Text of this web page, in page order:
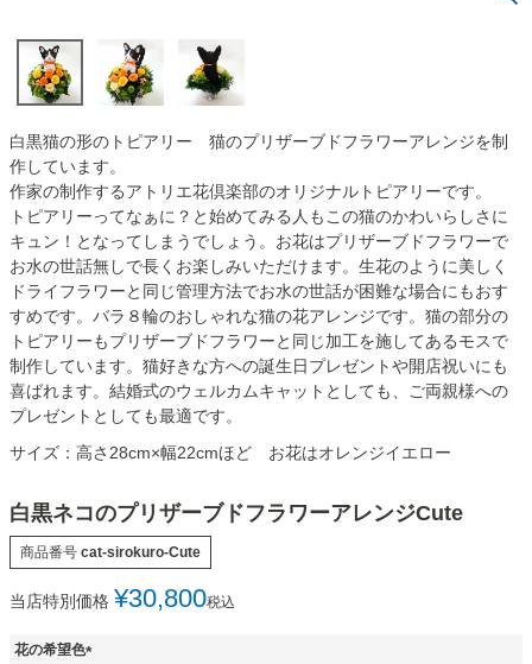
白黒猫の形のトピアリー 猫のプリザーブドフラワーアレンジを制
作しています。
作家の制作するアトリエ花倶楽部のオリジナルトピアリーです。
トピアリーってなぁに？と始めてみる人もこの猫のかわいらしさに
キュン！となってしまうでしょう。お花はプリザーブドフラワーで
お水の世話無しで長くお楽しみいただけます。生花のように美しく
ドライフラワーと同じ管理方法でお水の世話が困難な場合にもおす
すめです。バラ８輪のおしゃれな猫の花アレンジです。猫の部分の
トピアリーもプリザーブドフラワーと同じ加工を施してあるモスで
制作しています。猫好きな方への誕生日プレゼントや開店祝いにも
喜ばれます。結婚式のウェルカムキャットとしても、ご両親様への
プレゼントとしても最適です。
サイズ：高さ28cm×幅22cmほど お花はオレンジイエロー
白黒ネコのプリザーブドフラワーアレンジCute
商品番号 cat-sirokuro-Cute
当店特別価格 ¥30,800税込
花の希望色